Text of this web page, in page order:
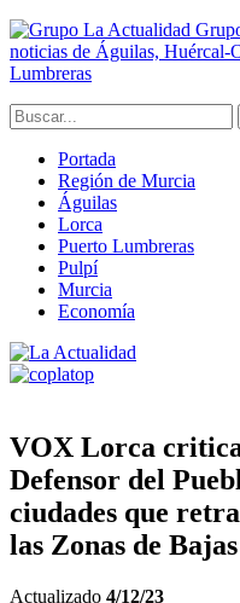
noticias de Águilas, Huércal-
Lumbreras
Portada
Región de Murcia
Águilas
Lorca
Puerto Lumbreras
Pulpí
Murcia
Economía
VOX Lorca
Defensor del
ciudades que
las Zonas de
Actualizado 4/12/23